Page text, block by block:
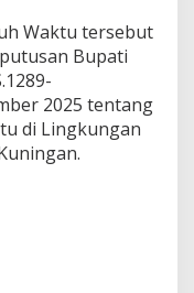
Waktu tersebut
Bupati
2025 tentang
di Lingkungan